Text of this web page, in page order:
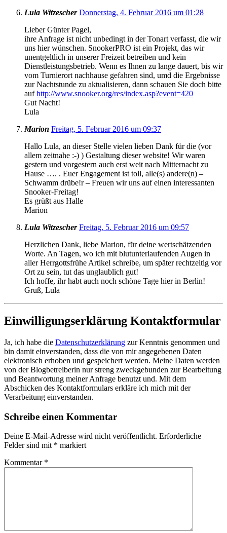
Lula Witzescher Donnerstag, 4. Februar 2016 um 01:28
Lieber Günter Pagel,
ihre Anfrage ist nicht unbedingt in der Tonart verfasst, die wir
uns hier wünschen. SnookerPRO ist ein Projekt, das wir
unentgeltlich in unserer Freizeit betreiben und kein
Dienstleistungsbetrieb. Wenn es Ihnen zu lange dauert, bis wir
vom Turnierort nachhause gefahren sind, umd die Ergebnisse
zur Nachtstunde zu aktualisieren, dann schauen Sie doch bitte
aufhttp://www.snooker.org/res/index.asp?event=420
Gut Nacht!
Lula
Marion Freitag, 5. Februar 2016 um 09:37
Hallo Lula, an dieser Stelle vielen lieben Dank für die (vor
allem zeitnahe :-) ) Gestaltung dieser website! Wir waren
gestern und vorgestern auch erst weit nach Mitternacht zu
Hause …. . Euer Engagement ist toll, alle(s) andere(n) –
Schwamm drübe!r – Freuen wir uns auf einen interessanten
Snooker-Freitag!
Es grüßt aus Halle
Marion
Lula Witzescher Freitag, 5. Februar 2016 um 09:57
Herzlichen Dank, liebe Marion, für deine wertschätzenden
Worte. An Tagen, wo ich mit blutunterlaufenden Augen in
aller Herrgottsfrühe Artikel schreibe, um später rechtzeitig vor
Ort zu sein, tut das unglaublich gut!
Ich hoffe, ihr habt auch noch schöne Tage hier in Berlin!
Gruß, Lula
Einwilligungserklärung Kontaktformular
Ja, ich habe die Datenschutzerklärung zur Kenntnis genommen und
bin damit einverstanden, dass die von mir angegebenen Daten
elektronisch erhoben und gespeichert werden. Meine Daten werden
von der Blogbetreiberin nur streng zweckgebunden zur Bearbeitung
und Beantwortung meiner Anfrage benutzt und. Mit dem
Abschicken des Kontaktformulars erkläre ich mich mit der
Verarbeitung einverstanden.
Schreibe einen Kommentar
Deine E-Mail-Adresse wird nicht veröffentlicht. Erforderliche
Felder sind mit * markiert
Kommentar *